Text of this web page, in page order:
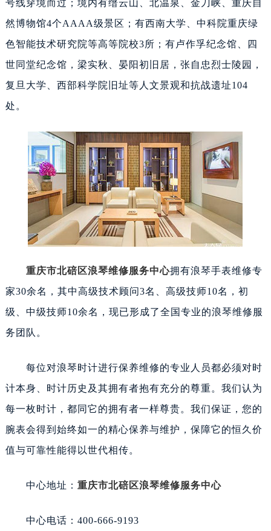
号线穿境而过；境内有缙云山、北温泉、金刀峡、重庆自
然博物馆4个AAAA级景区；有西南大学、中科院重庆绿
色智能技术研究院等高等院校3所；有卢作孚纪念馆、四
世同堂纪念馆，梁实秋、晏阳初旧居，张自忠烈士陵园，
复旦大学、西部科学院旧址等人文景观和抗战遗址104
处。
重庆市北碚区浪琴维修服务中心拥有浪琴手表维修专
家30余名，其中高级技术顾问3名、高级技师10名，初
级、中级技师10余名，现已形成了全国专业的浪琴维修服
务团队。
每位对浪琴时计进行保养维修的专业人员都必须对时
计本身、时计历史及其拥有者抱有充分的尊重。我们认为
每一枚时计，都同它的拥有者一样尊贵。我们保证，您的
腕表会得到始终如一的精心保养与维护，保障它的恒久价
值与可靠性能得以世代相传。
中心地址： 重庆市北碚区浪琴维修服务中心
中心电话：400-666-9193